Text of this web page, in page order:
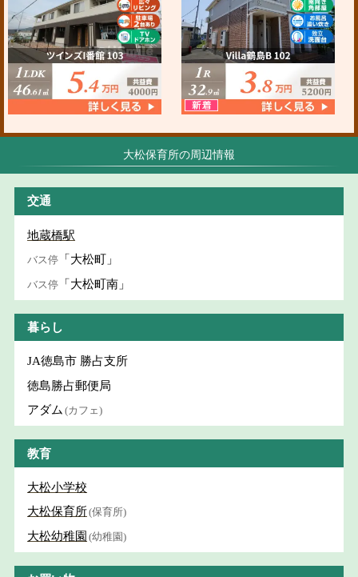
大松保育所の周辺情報
交通
地蔵橋駅
バス停 「大松町」
バス停 「大松町南」
暮らし
JA徳島市 勝占支所
徳島勝占郵便局
アダム (カフェ)
教育
大松小学校
大松保育所(保育所)
大松幼稚園 (幼稚園)